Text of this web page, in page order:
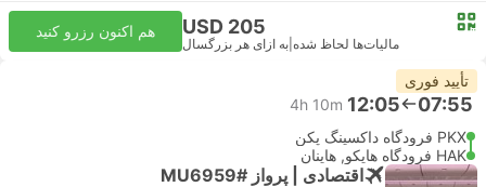
USD 205
مالیات‌ها لحاظ شده به ازای هر بزرگسال
هم اکنون رزرو کنید
تأیید فوری
07:55
12:05
4h 10m
PKX فرودگاه داکسینگ پکن
HAK فرودگاه هایکو, هاینان
اقتصادی | پرواز #MU6959